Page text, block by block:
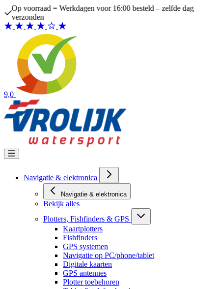
Ga naar de inhoud
Op voorraad = Werkdagen voor 16:00 besteld – zelfde dag
verzonden
9,0
Navigatie & elektronica
Navigatie & elektronica
Bekijk alles
Plotters, Fishfinders & GPS
Kaartplotters
Fishfinders
GPS systemen
Navigatie op PC/phone/tablet
Digitale kaarten
GPS antennes
Plotter toebehoren